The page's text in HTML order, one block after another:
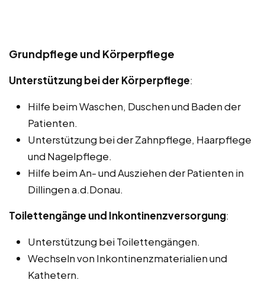
Grundpflege und Körperpflege
Unterstützung bei der Körperpflege:
Hilfe beim Waschen, Duschen und Baden der
Patienten.
Unterstützung bei der Zahnpflege, Haarpflege
und Nagelpflege.
Hilfe beim An- und Ausziehen der Patienten in
Dillingen a.d.Donau.
Toilettengänge und Inkontinenzversorgung:
Unterstützung bei Toilettengängen.
Wechseln von Inkontinenzmaterialien und
Kathetern.